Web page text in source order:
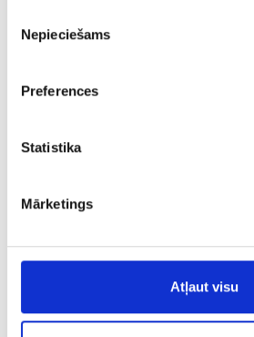
izvēle
Nepieciešams
Preferences
Statistika
Mārketings
Atļaut visu